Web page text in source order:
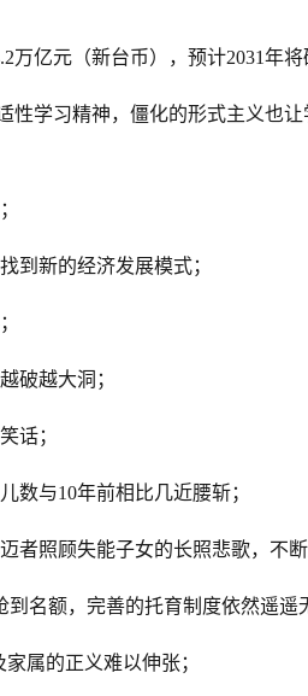
亿元（新台币），预计2031年将
性学习精神，僵化的形式主义也让
到新的经济发展模式；
破越大洞；
话；
数与10年前相比几近腰斩；
者照顾失能子女的长照悲歌，不断
名额，完善的托育制度依然遥遥
属的正义难以伸张；